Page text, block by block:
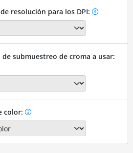
resolución para los DPI:
submuestreo de croma a usar:
color: